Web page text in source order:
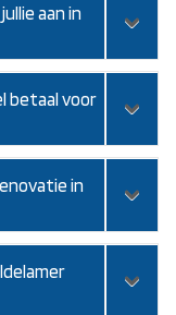
aan in
betaal voor
in